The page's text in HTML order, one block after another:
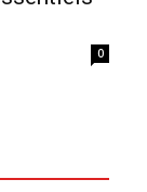
0